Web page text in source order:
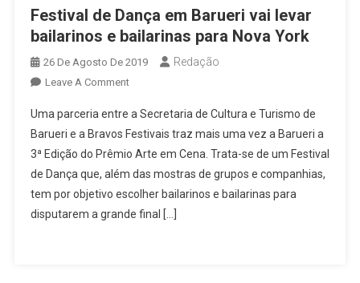
Festival de Dança em Barueri vai levar
bailarinos e bailarinas para Nova York
26 De Agosto De 2019 Redação
Leave A CommentOn
De
Dança
Em
Barueri
Vai
Levar
Uma parceria entre a Secretaria de Cultura e Turismo de
Barueri e a Bravos Festivais traz mais uma vez a Barueri a
3ª Edição do Prêmio Arte em Cena. Trata-se de um Festival
de Dança que, além das mostras de grupos e companhias,
tem por objetivo escolher bailarinos e bailarinas para
disputarem a grande final […]